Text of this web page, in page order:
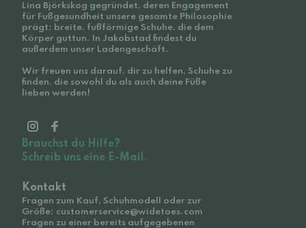
Lina Björkskog gegründet, deren Engagement
für Fußgesundheit unsere gesamte Philosophie
prägt: breite, fußförmige Schuhe, die dem
Körper guttun. In Jakobstad findest du
außerdem unser Ladengeschäft.
Wir freuen uns darauf, dir zu helfen, Schuhe zu
finden, die sowohl du als auch deine Füße
lieben werden!
Brauchst du Hilfe?
Schreib uns eine E-Mail.
Kontakt
Fragen zum Kauf, Schuhmodell oder zur
Größe: customerservice@widetoes.com
Fragen zu einer bereits aufgegebenen